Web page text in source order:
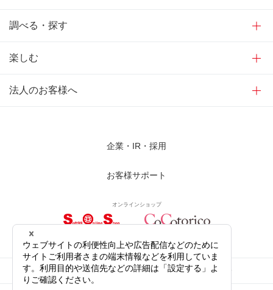
調べる・探す
楽しむ
法人のお客様へ
企業・IR・採用
お客様サポート
オンラインショップ
サイトご利用にあたって プライバシーポリシー